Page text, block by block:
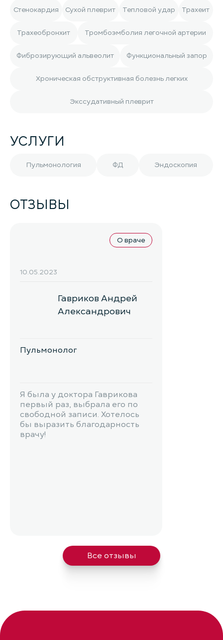
Стенокардия Сухой плеврит Тепловой удар Трахеит
Трахеобронхит Тромбоэмболия легочной артерии
Фиброзирующий альвеолит Функциональный запор
Хроническая обструктивная болезнь легких
Экссудативный плеврит
УСЛУГИ
Пульмонология ФД Эндоскопия
ОТЗЫВЫ
Все отзывы
10.05.2023
О враче
Гавриков Андрей
Александрович
Пульмонолог
Я была у доктора Гаврикова
первый раз, выбрала его по
свободной записи. Хотелось
бы выразить благодарность
врачу!